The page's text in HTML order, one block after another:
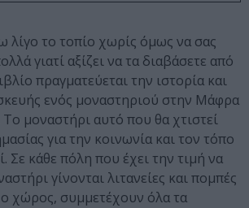
λίγο το τοπίο χωρίς όμως να σας
γιατί αξίζει να τα διαβάσετε από
πραγματεύεται την ιστορία και
ενός μοναστηριού στην Μάφρα
μοναστήρι αυτό που θα χτιστεί
για την κοινωνία και τον τόπο
Σε κάθε πόλη που έχει την τιμή να
γίνονται λιτανείες και πομπές
ο χώρος, συμμετέχουν όλα τα